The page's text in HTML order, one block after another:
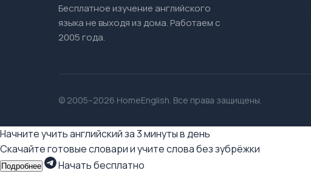
Бесплатное изучение английского
языка не выходя из дома. Работаем с
2005 года.
© 2005–2026 HomeEnglish. Все права защищены.
Начните учить английский за 3 минуты в день
Скачайте готовые словари и учите слова без зубрёжки
Подробнее
Начать бесплатно